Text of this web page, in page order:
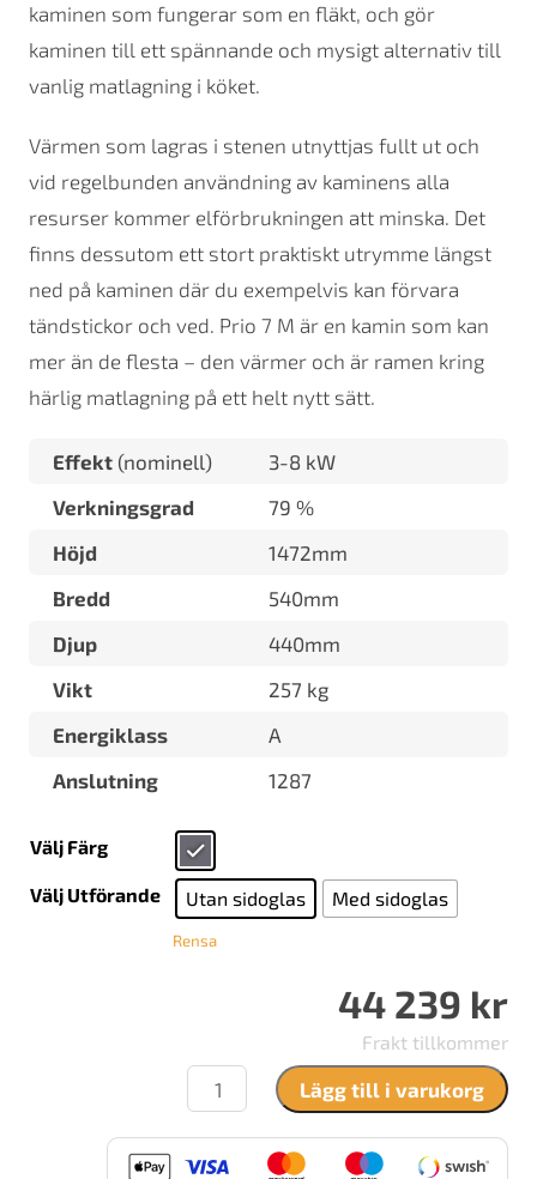
kaminen som fungerar som en fläkt, och gör
kaminen till ett spännande och mysigt alternativ till
vanlig matlagning i köket.
Värmen som lagras i stenen utnyttjas fullt ut och
vid regelbunden användning av kaminens alla
resurser kommer elförbrukningen att minska. Det
finns dessutom ett stort praktiskt utrymme längst
ned på kaminen där du exempelvis kan förvara
tändstickor och ved. Prio 7 M är en kamin som kan
mer än de flesta – den värmer och är ramen kring
härlig matlagning på ett helt nytt sätt.
Effekt (nominell)
3-8 kW
Verkningsgrad
79 %
Höjd
1472mm
Bredd
540mm
Djup
440mm
Vikt
257 kg
Energiklass
A
Anslutning
1287
Välj Färg
Välj Utförande Utan sidoglas Med sidoglas
Rensa
44 239 kr
Frakt tillkommer
Lotus
Prio
Täljsten
mängd
Lägg till i varukorg